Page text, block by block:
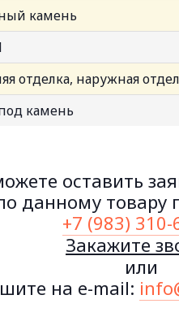
камень
отделка, наружная
камень
оставить
данному товару
+7 (983) 310-
Закажите
или
на e-mail: